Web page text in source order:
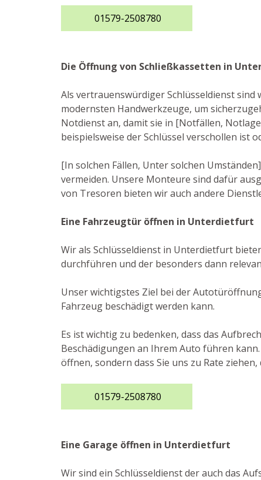
01579-2508780
Die Öffnung von Schließkassetten in
Als vertrauenswürdiger Schlüsseldienst sind
modernsten Handwerkzeuge, um
Notdienst an, damit sie in [Notfällen,
beispielsweise der Schlüssel verschollen ist
[In solchen Fällen, Unter solchen
vermeiden. Unsere Monteure sind dafür
von Tresoren bieten wir auch andere
Eine Fahrzeugtür öffnen in Unterdietfurt
Wir als Schlüsseldienst in Unterdietfurt
durchführen und der besonders dann
Unser wichtigstes Ziel bei der
Fahrzeug beschädigt werden kann.
Es ist wichtig zu bedenken, dass das
Beschädigungen an Ihrem Auto führen
öffnen, sondern dass Sie uns zu Rate
01579-2508780
Eine Garage öffnen in Unterdietfurt
Wir sind ein Schlüsseldienst der auch das